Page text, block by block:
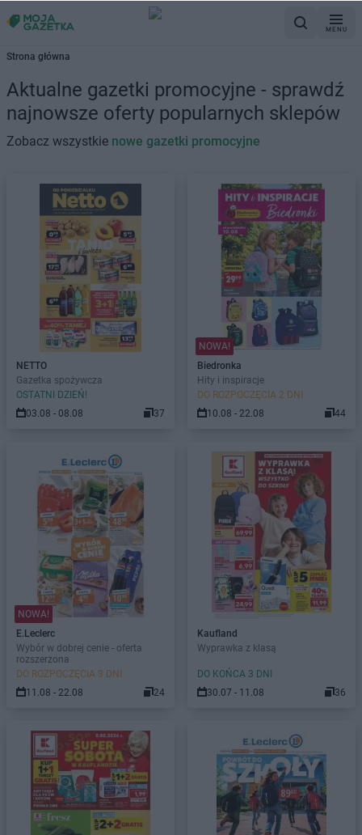
MENU
Strona główna
Aktualne gazetki promocyjne - sprawdź
najnowsze oferty popularnych sklepów
Zobacz wszystkie nowe gazetki promocyjne
NETTO
Gazetka spożywcza
OSTATNI DZIEŃ!
03.08 - 08.08
37
NOWA!
Biedronka
Hity i inspiracje
DO ROZPOCZĘCIA 2 DNI
10.08 - 22.08
44
NOWA!
E.Leclerc
Wybór w dobrej cenie - oferta
rozszerzona
DO ROZPOCZĘCIA 3 DNI
11.08 - 22.08
24
Kaufland
Wyprawka z klasą
DO KOŃCA 3 DNI
30.07 - 11.08
36